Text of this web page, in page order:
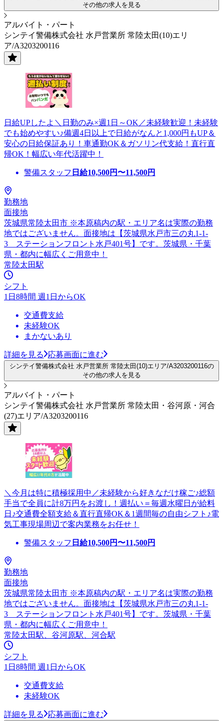
その他の求人を見る
アルバイト・パート
シンテイ警備株式会社 水戸営業所 常陸太田(10)エリ
ア/A3203200116
日給UPしたよ＼日勤のみ×週1日～OK／未経験歓迎！未経験
でも始めやすい♪備週4日以上で日給がなんと1,000円もUP＆
安心の日給保証あり！車通勤OK＆ガソリン代支給！直行直
帰OK！幅広い年代活躍中！
警備スタッフ 日給10,500円〜11,500円
勤務地
面接地
茨城県常陸太田市 ※本原稿内の駅・エリア名は実際の勤務
地ではございません。面接地は【茨城県水戸市三の丸1-1-
3 ステーションフロント水戸401号】です。茨城県・千葉
県・都内に幅広くご用意中！
常陸太田駅
シフト
1日8時間 週1日からOK
交通費支給
未経験OK
まかないあり
詳細を見る 応募画面に進む
シンテイ警備株式会社 水戸営業所 常陸太田(10)エリア/A3203200116の
その他の求人を見る
アルバイト・パート
シンテイ警備株式会社 水戸営業所 常陸太田・谷河原・河合
(27)エリア/A3203200116
＼今月は特に積極採用中／未経験から好きなだけ稼ご♪総額
手当で全員に計8万円をお渡し！週払い＝毎週水曜日が給料
日♪交通費全額支給＆直行直帰OK＆1週間毎の自由シフト♪電
気工事現場周辺で案内業務をお任せ！
警備スタッフ 日給10,500円〜11,500円
勤務地
面接地
茨城県常陸太田市 ※本原稿内の駅・エリア名は実際の勤務
地ではございません。面接地は【茨城県水戸市三の丸1-1-
3 ステーションフロント水戸401号】です。茨城県・千葉
県・都内に幅広くご用意中！
常陸太田駅、谷河原駅、河合駅
シフト
1日8時間 週1日からOK
交通費支給
未経験OK
詳細を見る 応募画面に進む